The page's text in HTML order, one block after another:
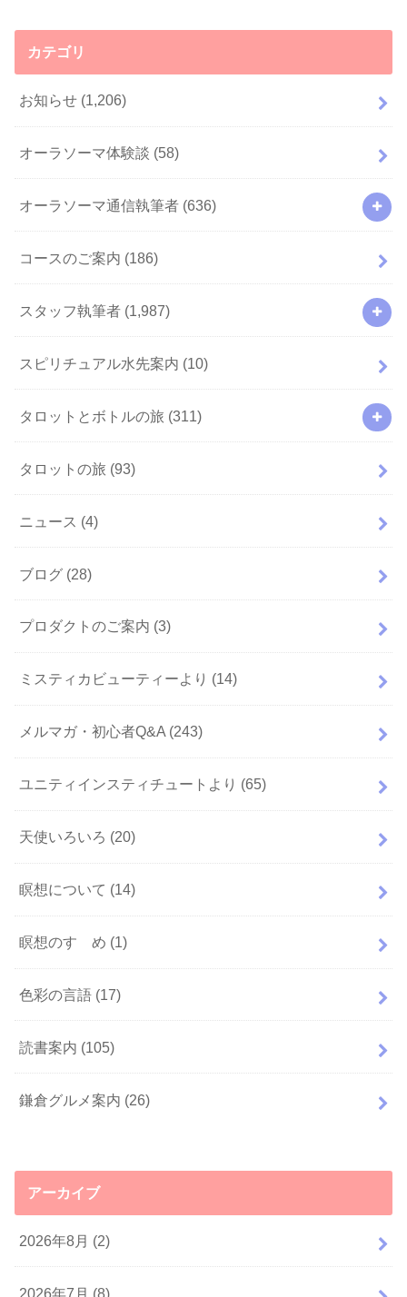
カテゴリ
お知らせ (1,206)
オーラソーマ体験談 (58)
オーラソーマ通信執筆者 (636)
コースのご案内 (186)
スタッフ執筆者 (1,987)
スピリチュアル水先案内 (10)
タロットとボトルの旅 (311)
タロットの旅 (93)
ニュース (4)
ブログ (28)
プロダクトのご案内 (3)
ミスティカビューティーより (14)
メルマガ・初心者Q&A (243)
ユニティインスティチュートより (65)
天使いろいろ (20)
瞑想について (14)
瞑想のすゝめ (1)
色彩の言語 (17)
読書案内 (105)
鎌倉グルメ案内 (26)
アーカイブ
2026年8月 (2)
2026年7月 (8)